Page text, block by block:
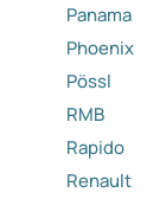
Panama
Phoenix
Pössl
RMB
Rapido
Renault